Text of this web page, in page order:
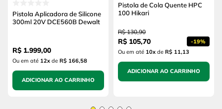
Pistola Aplicadora de Silicone
300ml 20V DCE560B Dewalt
R$ 1.999,00
Ou em até 12x de R$ 166,58
ADICIONAR AO CARRINHO
Pistola de Cola Quente HPC
100 Hikari
R$ 130,90
R$ 105,70 -19%
Ou em até 10x de R$ 11,13
ADICIONAR AO CARRINHO